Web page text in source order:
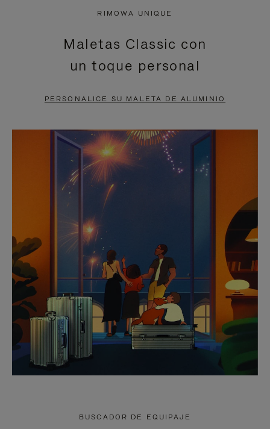
PAUSADO,
PULSE
PARA
ESTÁ
DESACTIVADO:
PULSE
ACTIVARLO.
RIMOWA UNIQUE
Maletas Classic con
un toque personal
PERSONALICE SU MALETA DE ALUMINIO
BUSCADOR DE EQUIPAJE